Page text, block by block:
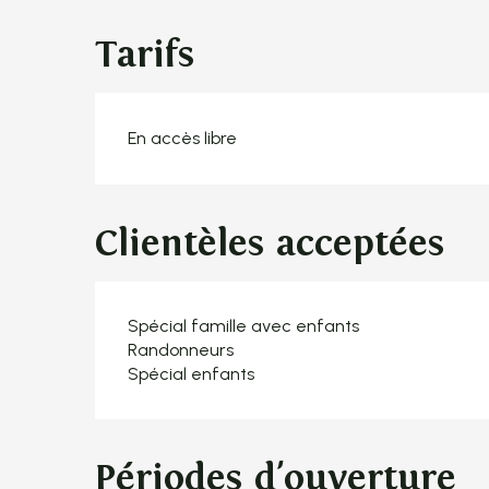
Tarifs
En accès libre
Clientèles acceptées
Spécial famille avec enfants
Randonneurs
Spécial enfants
Périodes d'ouverture